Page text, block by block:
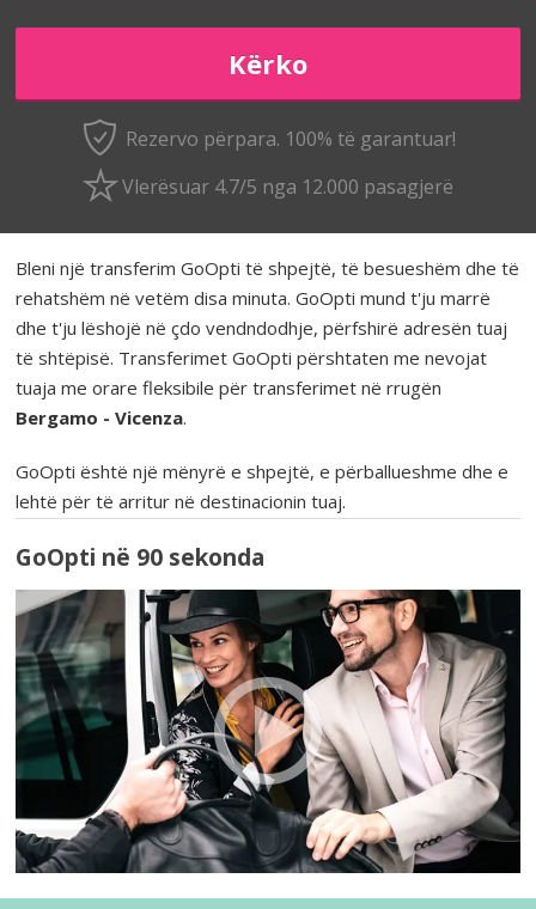
Rezervo përpara. 100% të garantuar!
Vlerësuar 4.7/5 nga 12.000 pasagjerë
Bleni një transferim GoOpti të shpejtë, të besueshëm dhe të
rehatshëm në vetëm disa minuta. GoOpti mund t'ju marrë
dhe t'ju lëshojë në çdo vendndodhje, përfshirë adresën tuaj
të shtëpisë. Transferimet GoOpti përshtaten me nevojat
tuaja me orare fleksibile për transferimet në rrugën
Bergamo - Vicenza.
GoOpti është një mënyrë e shpejtë, e përballueshme dhe e
lehtë për të arritur në destinacionin tuaj.
GoOpti në 90 sekonda